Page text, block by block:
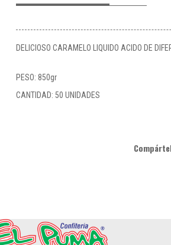
DELICIOSO CARAMELO LIQUIDO ACIDO DE
PESO: 850gr
CANTIDAD: 50 UNIDADES